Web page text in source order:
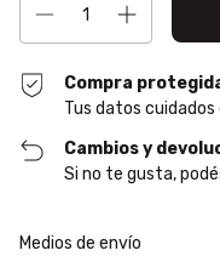
Compra
Tus datos
Cambios y
Si no te gusta,
Entregas para el CP:
Medios de envío